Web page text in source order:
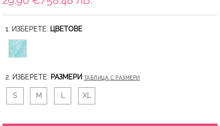
1. ИЗБЕРЕТЕ: ЦВЕТОВЕ
2. ИЗБЕРЕТЕ: РАЗМЕРИ ТАБЛИЦА С РАЗМЕРИ
S M L XL